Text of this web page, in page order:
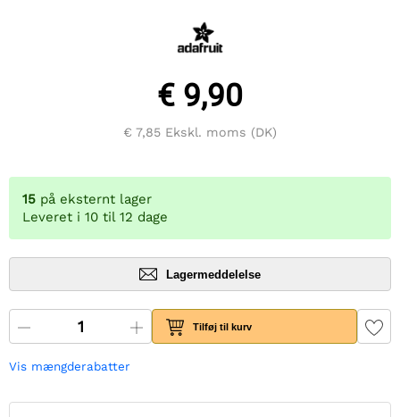
€ 9,90
€ 7,85 Ekskl. moms (DK)
15 på eksternt lager
Leveret i 10 til 12 dage
Lagermeddelelse
Tilføj til kurv
Vis mængderabatter